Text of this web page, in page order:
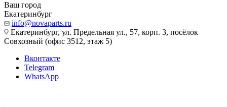
Ваш город
Екатеринбург
info@novaparts.ru
Екатеринбург, ул. Предельная ул., 57, корп. 3, посёлок
Совхозный (офис 3512, этаж 5)
Вконтакте
Telegram
WhatsApp